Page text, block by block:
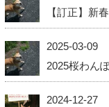
【訂正】新
2025-03-09
2025桜わん
2024-12-27